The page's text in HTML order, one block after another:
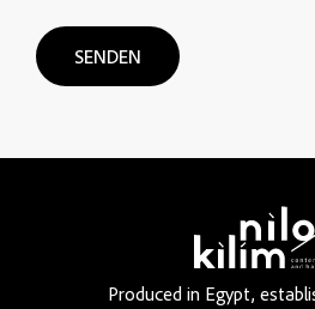
SENDEN
Produced in Egypt,